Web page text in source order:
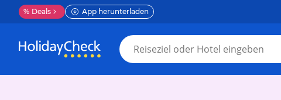
% Deals App herunterladen